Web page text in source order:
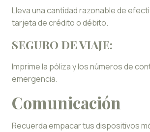
Lleva una cantidad razonable de
tarjeta de crédito o débito.
SEGURO DE VIAJE:
Imprime la póliza y los números de
emergencia.
Comunicación
Recuerda empacar tus dispositivos